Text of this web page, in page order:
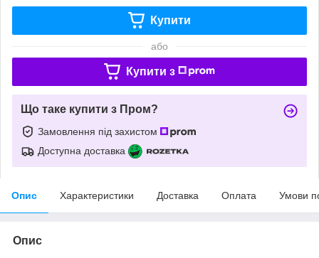
Купити
або
Купити з
Що таке купити з Пром?
Замовлення під захистом
Доступна доставка
Опис Характеристики Доставка Оплата Умови
Опис